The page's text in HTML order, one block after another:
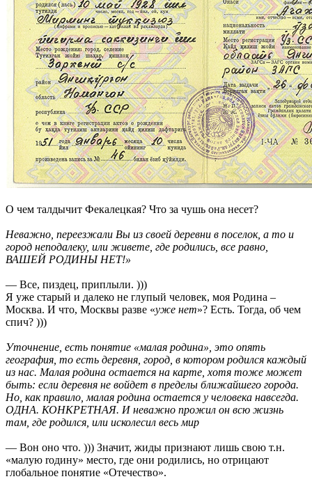
О чем талдычит Фекалецкая? Что за чушь она несет?
Неважно, переезжали Вы из своей деревни в поселок, а то и
город неподалеку, или живете, где родились, все равно,
ВАШЕЙ РОДИНЫ НЕТ!»
— Все, пиздец, приплыли. )))
Я уже старый и далеко не глупый человек, моя Родина –
Москва. И что, Москвы разве «уже нет»? Есть. Тогда, об чем
спич? )))
Уточнение, есть понятие «малая родина», это опять
география, то есть деревня, город, в котором родился каждый
из нас. Малая родина остается на карте, хотя тоже может
быть: если деревня не войдет в пределы ближайшего города.
Но, как правило, малая родина остается у человека навсегда.
ОДНА. КОНКРЕТНАЯ. И неважно прожил он всю жизнь
там, где родился, или исколесил весь мир
— Вон оно что. ))) Значит, жиды признают лишь свою т.н.
«малую rодину» место, где они родились, но отрицают
глобальное понятие «Отечество».